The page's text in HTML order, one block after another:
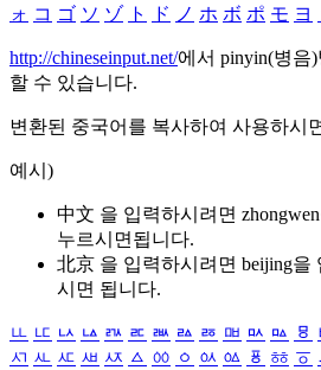
ォ コ ゴ ソ ゾ ト ド ノ ホ ボ ポ モ ヨ
http://chineseinput.net/에서 pinyin(병음
할 수 있습니다.
변환된 중국어를 복사하여 사용하시
예시)
中文 을 입력하시려면 zhongwen
누르시면됩니다.
北京 을 입력하시려면 beijing을
시면 됩니다.
ㅥ ㅦ ㅧ ㅨ ㅩ ㅪ ㅫ ㅬ ㅭ ㅮ ㅯ ㅰ ㅱ
ㅺ ㅻ ㅼ ㅽ ㅾ ㅿ ㆀ ㆁ ㆂ ㆃ ㆄ ㆅ ㆆ